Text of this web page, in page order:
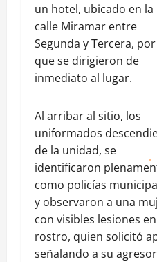
un hotel, ubicado en la
calle Miramar entre
Segunda y Tercera,
que se dirigieron de
inmediato al lugar.
Al arribar al sitio, los
uniformados
de la unidad, se
identificaron
como policías
y observaron a una
con visibles lesiones
rostro, quien solicitó
señalando a su